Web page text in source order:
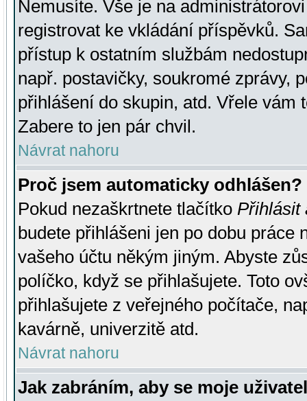
Nemusíte. Vše je na
registrovat ke vkládání příspěvků.
přístup k ostatním službám
např. postavičky, soukromé zprávy,
přihlášení do skupin, atd. Vřele vám
Zabere to jen pár chvil.
Návrat nahoru
Proč jsem automaticky odhlášen?
Pokud nezaškrtnete tlačítko Přihlásit
budete přihlášeni jen po dobu práce
vašeho účtu někým jiným. Abyste
políčko, když se přihlašujete. Toto
přihlašujete z veřejného počítače,
kavárně, univerzitě atd.
Návrat nahoru
Jak zabráním, aby se moje